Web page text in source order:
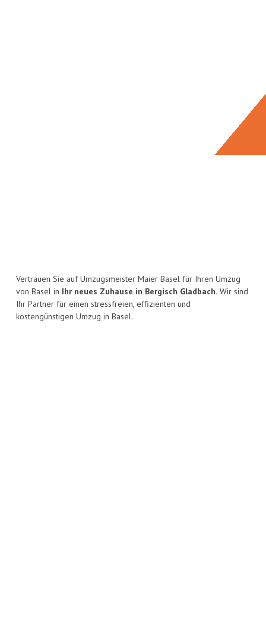
Vertrauen Sie auf Umzugsmeister Maier Basel für Ihren Umzug
von Basel in Ihr neues Zuhause in Bergisch Gladbach. Wir sind
Ihr Partner für einen stressfreien, effizienten und
kostengünstigen Umzug in Basel.